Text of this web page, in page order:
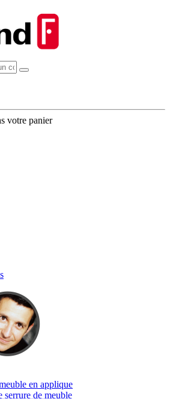
votre panier
en applique
serrure de meuble